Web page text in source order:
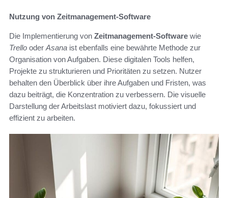
Nutzung von Zeitmanagement-Software
Die Implementierung von Zeitmanagement-Software wie
Trello oder Asana ist ebenfalls eine bewährte Methode zur
Organisation von Aufgaben. Diese digitalen Tools helfen,
Projekte zu strukturieren und Prioritäten zu setzen. Nutzer
behalten den Überblick über ihre Aufgaben und Fristen, was
dazu beiträgt, die Konzentration zu verbessern. Die visuelle
Darstellung der Arbeitslast motiviert dazu, fokussiert und
effizient zu arbeiten.